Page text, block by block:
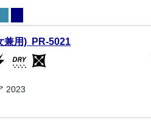
兼用) PR-5021
2023